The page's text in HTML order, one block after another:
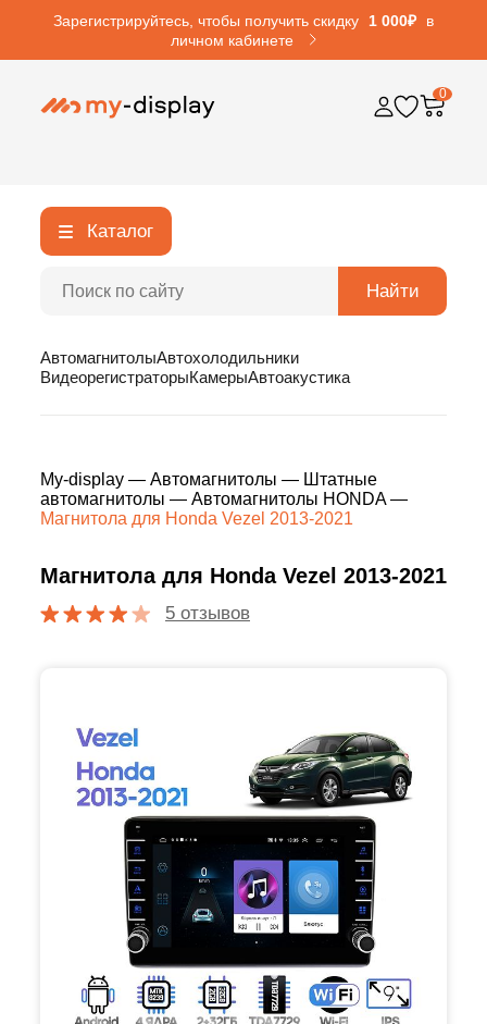
Зарегистрируйтесь, чтобы получить скидку 1 000₽
в
личном кабинете
0
Каталог
Найти
АвтомагнитолыАвтохолодильники
ВидеорегистраторыКамерыАвтоакустика
My-display — Автомагнитолы — Штатные
автомагнитолы — Автомагнитолы HONDA—
Магнитола для Honda Vezel 2013-2021
Магнитола для Honda Vezel 2013-2021
5 отзывов